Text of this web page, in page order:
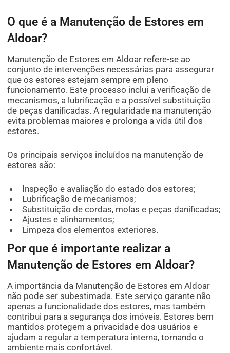
O que é a Manutenção de Estores em
Aldoar?
Manutenção de Estores em Aldoar refere-se ao
conjunto de intervenções necessárias para assegurar
que os estores estejam sempre em pleno
funcionamento. Este processo inclui a verificação de
mecanismos, a lubrificação e a possível substituição
de peças danificadas. A regularidade na manutenção
evita problemas maiores e prolonga a vida útil dos
estores.
Os principais serviços incluídos na manutenção de
estores são:
Inspeção e avaliação do estado dos estores;
Lubrificação de mecanismos;
Substituição de cordas, molas e peças danificadas;
Ajustes e alinhamentos;
Limpeza dos elementos exteriores.
Por que é importante realizar a
Manutenção de Estores em Aldoar?
A importância da Manutenção de Estores em Aldoar
não pode ser subestimada. Este serviço garante não
apenas a funcionalidade dos estores, mas também
contribui para a segurança dos imóveis. Estores bem
mantidos protegem a privacidade dos usuários e
ajudam a regular a temperatura interna, tornando o
ambiente mais confortável.